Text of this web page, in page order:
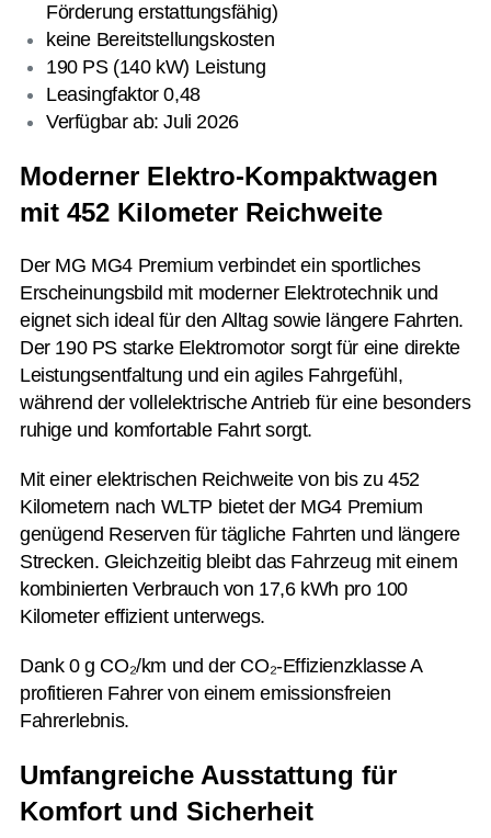
Förderung erstattungsfähig)
keine Bereitstellungskosten
190 PS (140 kW) Leistung
Leasingfaktor 0,48
Verfügbar ab: Juli 2026
Moderner Elektro-Kompaktwagen
mit 452 Kilometer Reichweite
Der MG MG4 Premium verbindet ein sportliches
Erscheinungsbild mit moderner Elektrotechnik und
eignet sich ideal für den Alltag sowie längere Fahrten.
Der 190 PS starke Elektromotor sorgt für eine direkte
Leistungsentfaltung und ein agiles Fahrgefühl,
während der vollelektrische Antrieb für eine besonders
ruhige und komfortable Fahrt sorgt.
Mit einer elektrischen Reichweite von bis zu 452
Kilometern nach WLTP bietet der MG4 Premium
genügend Reserven für tägliche Fahrten und längere
Strecken. Gleichzeitig bleibt das Fahrzeug mit einem
kombinierten Verbrauch von 17,6 kWh pro 100
Kilometer effizient unterwegs.
Dank 0 g CO₂/km und der CO₂-Effizienzklasse A
profitieren Fahrer von einem emissionsfreien
Fahrerlebnis.
Umfangreiche Ausstattung für
Komfort und Sicherheit